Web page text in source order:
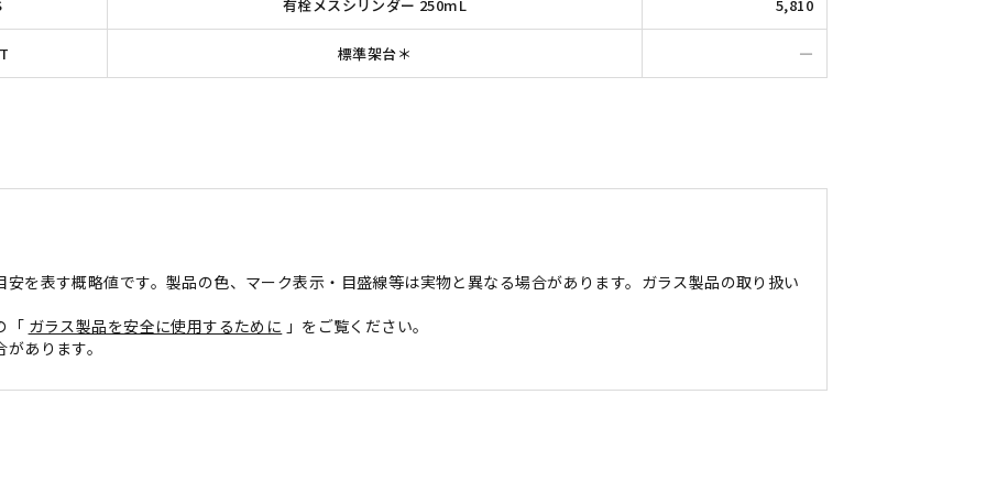
有栓メスシリンダー 250mL 5,810
標準架台＊ ―
を表す概略値です。製品の色、マーク表示・目盛線等は実物と異なる場合があります。ガラス製品の取り扱い
「 ガラス製品を安全に使用するために 」をご覧ください。
あります。